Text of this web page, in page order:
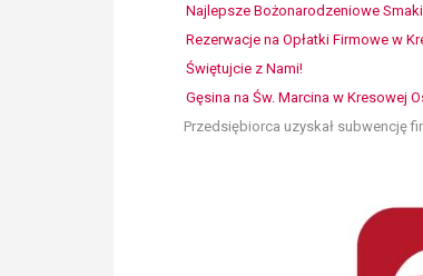
Najlepsze Bożonarodzeniowe
Rezerwacje na Opłatki Firmowe w
Świętujcie z Nami!
Gęsina na Św. Marcina w Kresowej
Przedsiębiorca uzyskał subwencję